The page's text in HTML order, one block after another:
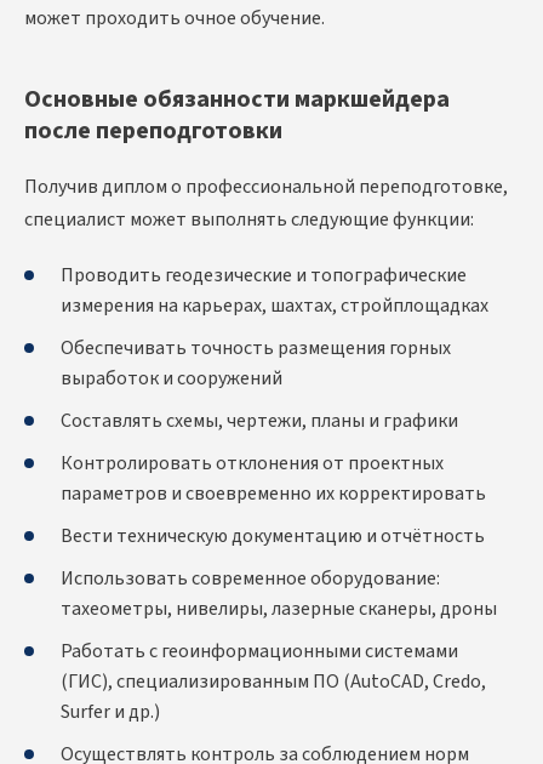
может проходить очное обучение.
Основные обязанности маркшейдера
после переподготовки
Получив диплом о профессиональной переподготовке,
специалист может выполнять следующие функции:
Проводить геодезические и топографические
измерения на карьерах, шахтах, стройплощадках
Обеспечивать точность размещения горных
выработок и сооружений
Составлять схемы, чертежи, планы и графики
Контролировать отклонения от проектных
параметров и своевременно их корректировать
Вести техническую документацию и отчётность
Использовать современное оборудование:
тахеометры, нивелиры, лазерные сканеры, дроны
Работать с геоинформационными системами
(ГИС), специализированным ПО (AutoCAD, Credo,
Surfer и др.)
Осуществлять контроль за соблюдением норм